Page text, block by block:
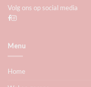
Volg ons op social media
Menu
Home